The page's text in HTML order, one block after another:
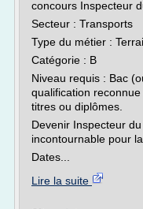
concours Inspecteur
Secteur : Transports
Type du métier :
Catégorie : B
Niveau requis : Bac
qualification
titres ou diplômes.
Devenir Inspecteur
incontournable pour
Dates...
Lire la suite